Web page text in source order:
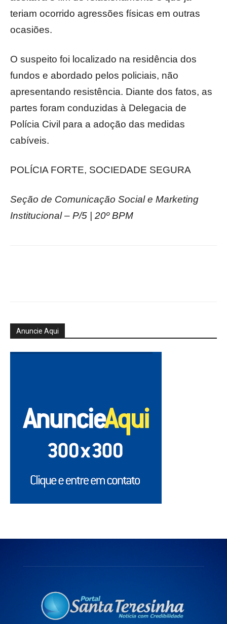
teriam ocorrido agressões físicas em outras
ocasiões.
O suspeito foi localizado na residência dos
fundos e abordado pelos policiais, não
apresentando resistência. Diante dos fatos, as
partes foram conduzidas à Delegacia de
Polícia Civil para a adoção das medidas
cabíveis.
POLÍCIA FORTE, SOCIEDADE SEGURA
Seção de Comunicação Social e Marketing
Institucional – P/5 | 20º BPM
Anuncie Aqui